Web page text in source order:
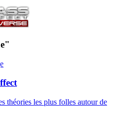
théories les plus folles autour de